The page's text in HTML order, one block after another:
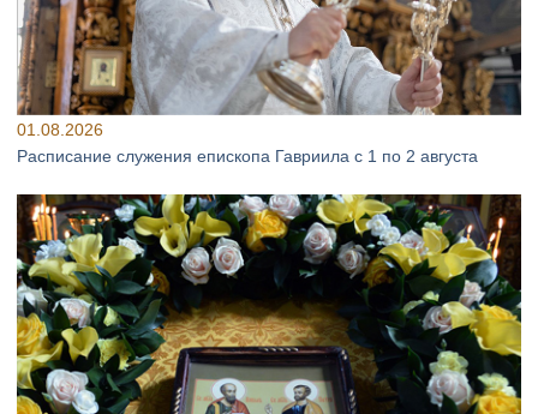
01.08.2026
Расписание служения епископа Гавриила с 1 по 2 августа